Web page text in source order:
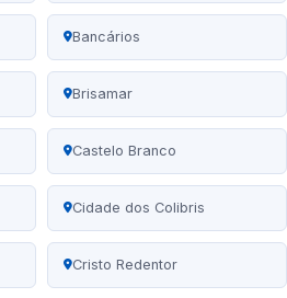
Bancários
Brisamar
Castelo Branco
Cidade dos Colibris
Cristo Redentor